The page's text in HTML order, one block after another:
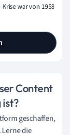
war von 1958
Content
ist?
geschaffen,
die